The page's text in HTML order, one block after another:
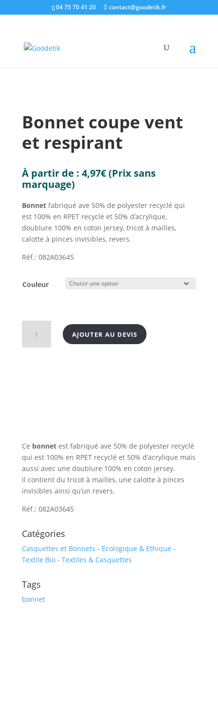
04 75 70 41 20 contact@goodetik.fr
e-shop/Ecologique & Ethique
/ Bonnet
Bonnet coupe vent
et respirant
À partir de : 4,97€(Prix sans
marquage)
Bonnetfabriqué ave 50% de polyester recyclé qui
est 100% en RPET recyclé et 50% d’acrylique,
doublure 100% en coton jersey, tricot à mailles,
calotte à pinces invisibles, revers.
Réf.: 082A03645
Couleur
Bonnet
AJOUTER AU DEVIS
Ce bonnetest fabriqué ave 50% de polyester recyclé
qui est 100% en RPET recyclé et 50% d’acrylique mais
aussi avec une doublure 100% en coton jersey.
Il contient du tricot à mailles, une calotte à pinces
invisibles ainsi qu’un revers.
Réf.: 082A03645
Catégories
Casquettes et Bonnets - Ecologique & Ethique -
Textile Bio- Textiles & Casquettes
Tags
bonnet